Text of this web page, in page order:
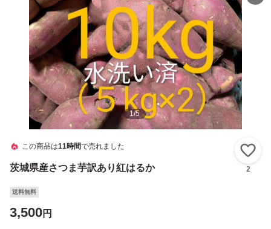
1/5
この商品は11時間で売れました
茨城県産さつま芋訳あり紅はるか 2
送料無料
3,500円